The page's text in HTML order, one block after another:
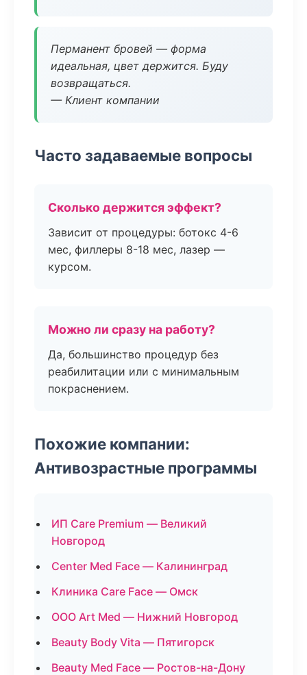
Перманент бровей — форма
идеальная, цвет держится. Буду
возвращаться.
— Клиент компании
Часто задаваемые вопросы
Сколько держится эффект?
Зависит от процедуры: ботокс 4-6
мес, филлеры 8-18 мес, лазер —
курсом.
Можно ли сразу на работу?
Да, большинство процедур без
реабилитации или с минимальным
покраснением.
Похожие компании:
Антивозрастные программы
ИП Care Premium — Великий
Новгород
Center Med Face — Калининград
Клиника Care Face — Омск
ООО Art Med — Нижний Новгород
Beauty Body Vita — Пятигорск
Beauty Med Face — Ростов-на-Дону